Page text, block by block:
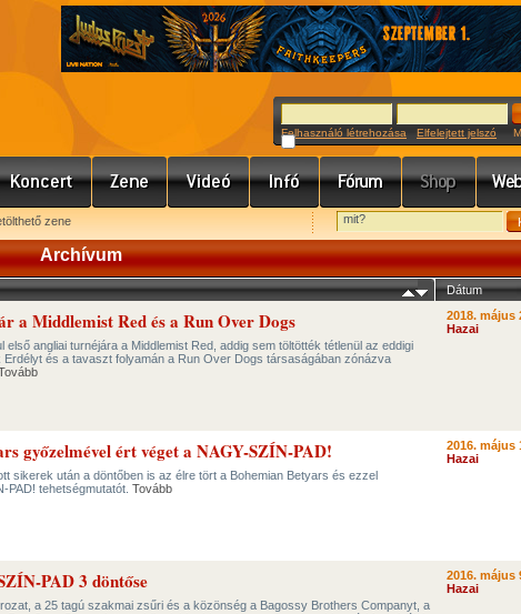
Felhasználó létrehozása Elfelejtett jelszó
zene
Archívum
Dátum
a Middlemist Red és a Run Over Dogs
első angliai turnéjára a Middlemist Red, addig sem töltötték tétlenül az eddigi
Erdélyt és a tavaszt folyamán a Run Over Dogs társaságában zónázva
2018. május
Hazai
győzelmével ért véget a NAGY-SZÍN-PAD!
sikerek után a döntőben is az élre tört a Bohemian Betyars és ezzel
PAD! tehetségmutatót. Tovább
2016. május
Hazai
PAD 3 döntőse
a 25 tagú szakmai zsűri és a közönség a Bagossy Brothers Companyt, a
2016. május
Hazai